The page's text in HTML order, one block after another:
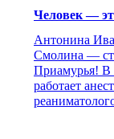
Человек —
Антонина
Смолина —
Приамурья! В
работает